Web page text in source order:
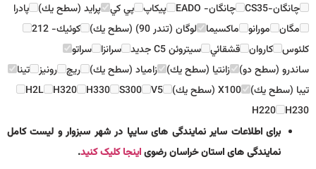
چانگان-CS35
چانگان- EADO پيكاپ پي كي پرايد (سطح يك) پادرا
مگان مورانو ماكسيما لوگان (تندر 90) (سطح يك)
كوئيك- 212
كلئوس كاروان قشقائي سيتروئن C5 جديد سرانزا سراتو
ساندرو (سطح دو) زانتيا (سطح يك) زامياد (سطح يك) ريچ رونيز تينا
تيبا (سطح يك) X100 (سطح يك) V5
S300
H330
H320
H2L
H230
H220
برای اطلاعات سایر نمایندگی های سایپا در شهر سبزوار و لیست کامل
نمایندگی های استان خراسان رضویاینجا کلیک کنید.